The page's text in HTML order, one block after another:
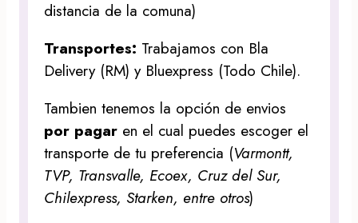
distancia de la comuna)
Transportes: Trabajamos con Bla
Delivery (RM) y Bluexpress (Todo Chile).
Tambien tenemos la opción de envios
por pagar en el cual puedes escoger el
transporte de tu preferencia (Varmontt,
TVP, Transvalle, Ecoex, Cruz del Sur,
Chilexpress, Starken, entre otros)